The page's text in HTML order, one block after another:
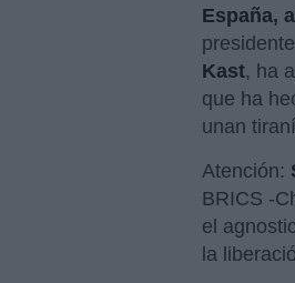
España,
Kast, ha
que ha
unan
Atención:
BRICS -
el
la